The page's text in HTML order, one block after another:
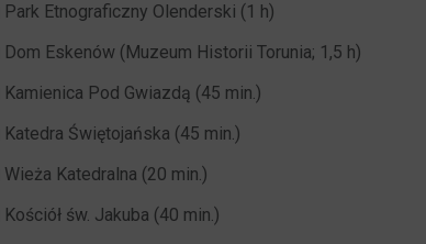
Park Etnograficzny Olenderski (1 h)
Dom Eskenów (Muzeum Historii Torunia; 1,5 h)
Kamienica Pod Gwiazdą (45 min.)
Katedra Świętojańska (45 min.)
Wieża Katedralna (20 min.)
Kościół św. Jakuba (40 min.)